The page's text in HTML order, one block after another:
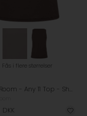
Fås i flere størrelser
Leveté Room - Any 11 Top - Shopping Bag
DKK